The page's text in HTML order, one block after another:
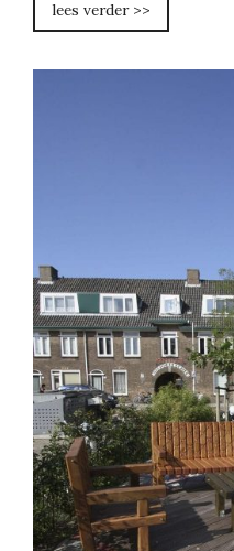
lees verder >>